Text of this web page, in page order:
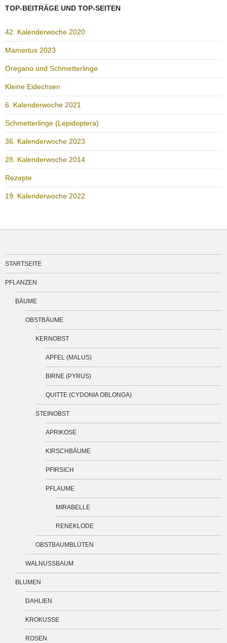
TOP-BEITRÄGE UND TOP-SEITEN
42. Kalenderwoche 2020
Mamertus 2023
Oregano und Schmetterlinge
Kleine Eidechsen
6. Kalenderwoche 2021
Schmetterlinge (Lepidoptera)
36. Kalenderwoche 2023
28. Kalenderwoche 2014
Rezepte
19. Kalenderwoche 2022
STARTSEITE
PFLANZEN
BÄUME
OBSTBÄUME
KERNOBST
APFEL (MALUS)
BIRNE (PYRUS)
QUITTE (CYDONIA OBLONGA)
STEINOBST
APRIKOSE
KIRSCHBÄUME
PFIRSICH
PFLAUME
MIRABELLE
RENEKLODE
OBSTBAUMBLÜTEN
WALNUSSBAUM
BLUMEN
DAHLIEN
KROKUSSE
ROSEN